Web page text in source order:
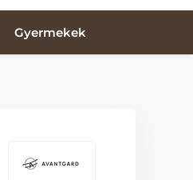
Gyermekek